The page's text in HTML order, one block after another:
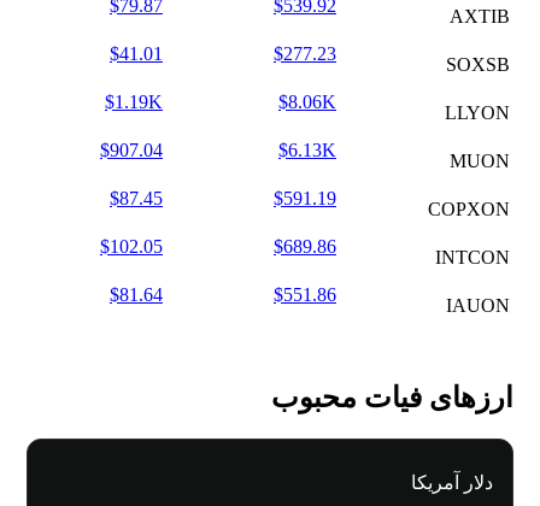
AXTIB
$539.92
$79.87
SOXSB
$277.23
$41.01
LLYON
$8.06K
$1.19K
MUON
$6.13K
$907.04
COPXON
$591.19
$87.45
INTCON
$689.86
$102.05
IAUON
$551.86
$81.64
ارزهای فیات محبوب
دلار آمریکا